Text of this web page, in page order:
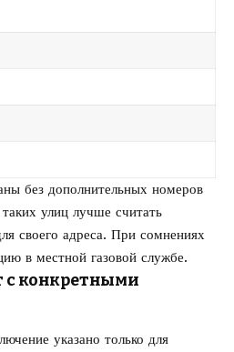
без дополнительных номеров
улиц лучше считать
своего адреса. При сомнениях
в местной газовой службе.
конкретными
указано только для